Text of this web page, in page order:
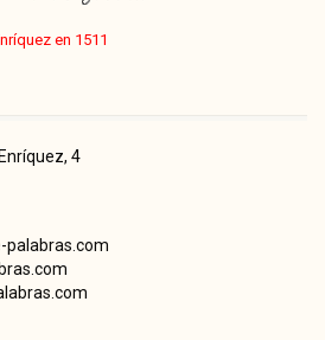
en 1511
4
palabras.com